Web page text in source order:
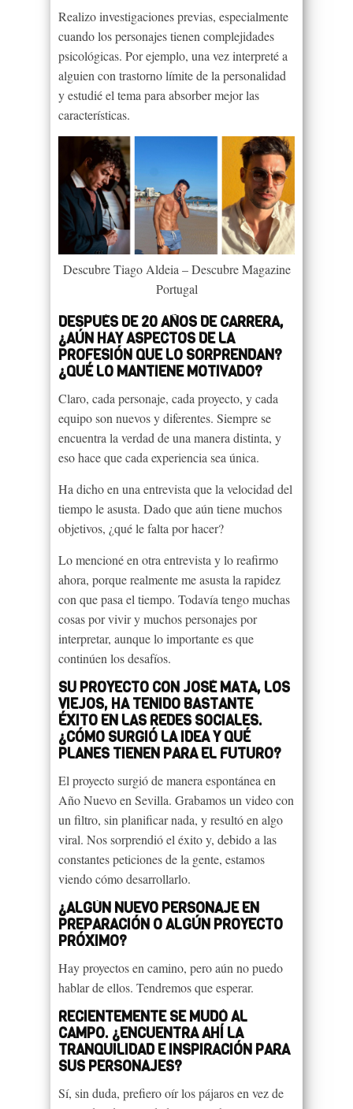
Realizo investigaciones previas, especialmente
cuando los personajes tienen complejidades
psicológicas. Por ejemplo, una vez interpreté a
alguien con trastorno límite de la personalidad
y estudié el tema para absorber mejor las
características.
Descubre Tiago Aldeia – Descubre Magazine
Portugal
DESPUÉS DE 20 AÑOS DE CARRERA,
¿AÚN HAY ASPECTOS DE LA
PROFESIÓN QUE LO SORPRENDAN?
¿QUÉ LO MANTIENE MOTIVADO?
Claro, cada personaje, cada proyecto, y cada
equipo son nuevos y diferentes. Siempre se
encuentra la verdad de una manera distinta, y
eso hace que cada experiencia sea única.
Ha dicho en una entrevista que la velocidad del
tiempo le asusta. Dado que aún tiene muchos
objetivos, ¿qué le falta por hacer?
Lo mencioné en otra entrevista y lo reafirmo
ahora, porque realmente me asusta la rapidez
con que pasa el tiempo. Todavía tengo muchas
cosas por vivir y muchos personajes por
interpretar, aunque lo importante es que
continúen los desafíos.
SU PROYECTO CON JOSÉ MATA, LOS
VIEJOS, HA TENIDO BASTANTE
ÉXITO EN LAS REDES SOCIALES.
¿CÓMO SURGIÓ LA IDEA Y QUÉ
PLANES TIENEN PARA EL FUTURO?
El proyecto surgió de manera espontánea en
Año Nuevo en Sevilla. Grabamos un video con
un filtro, sin planificar nada, y resultó en algo
viral. Nos sorprendió el éxito y, debido a las
constantes peticiones de la gente, estamos
viendo cómo desarrollarlo.
¿ALGÚN NUEVO PERSONAJE EN
PREPARACIÓN O ALGÚN PROYECTO
PRÓXIMO?
Hay proyectos en camino, pero aún no puedo
hablar de ellos. Tendremos que esperar.
RECIENTEMENTE SE MUDÓ AL
CAMPO. ¿ENCUENTRA AHÍ LA
TRANQUILIDAD E INSPIRACIÓN PARA
SUS PERSONAJES?
Sí, sin duda, prefiero oír los pájaros en vez de